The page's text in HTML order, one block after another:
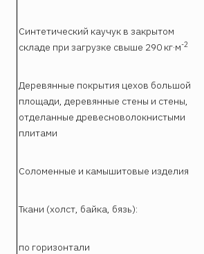
Синтетический каучук в закрытом
складе при загрузке свыше 290 кг·м-2
Деревянные покрытия цехов большой
площади, деревянные стены и стены,
отделанные древесноволокнистыми
плитами
Соломенные и камышитовые изделия
Ткани (холст, байка, бязь):
по горизонтали